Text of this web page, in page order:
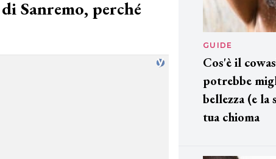
Sanremo, perché
GUIDE
Cos'è il
potrebbe
bellezza (e la
tua chioma